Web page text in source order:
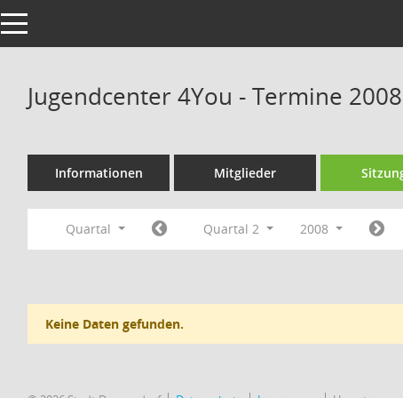
Toggle navigation
Jugendcenter 4You - Termine 2008
Informationen Mitglieder
Quartal Quartal 2 2008
Keine Daten gefunden.